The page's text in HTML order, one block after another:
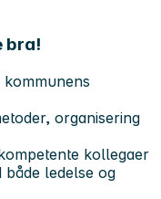
bra!
organisering
kollegaer
både ledelse og